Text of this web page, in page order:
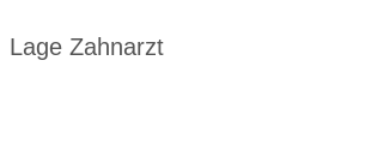
Lage Zahnarzt